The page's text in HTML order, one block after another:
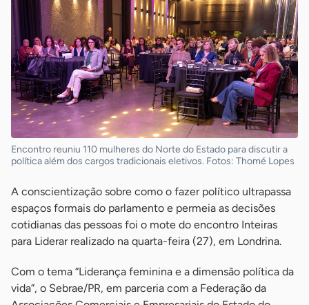
Encontro reuniu 110 mulheres do Norte do Estado para discutir a
política além dos cargos tradicionais eletivos. Fotos: Thomé Lopes
A conscientização sobre como o fazer político ultrapassa
espaços formais do parlamento e permeia as decisões
cotidianas das pessoas foi o mote do encontro Inteiras
para Liderar realizado na quarta-feira (27), em Londrina.
Com o tema “Liderança feminina e a dimensão política da
vida”, o Sebrae/PR, em parceria com a Federação da